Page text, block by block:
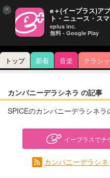
トップ 新着 音楽 クラシ
カンパニーデラシネラ の記事
SPICEのカンパニーデラシネラ
イープラスでチ
カンパニーデラシ
× e＋(イープラス)ア
ト・ニュース・ス
eplus inc.
無料 - Google Play